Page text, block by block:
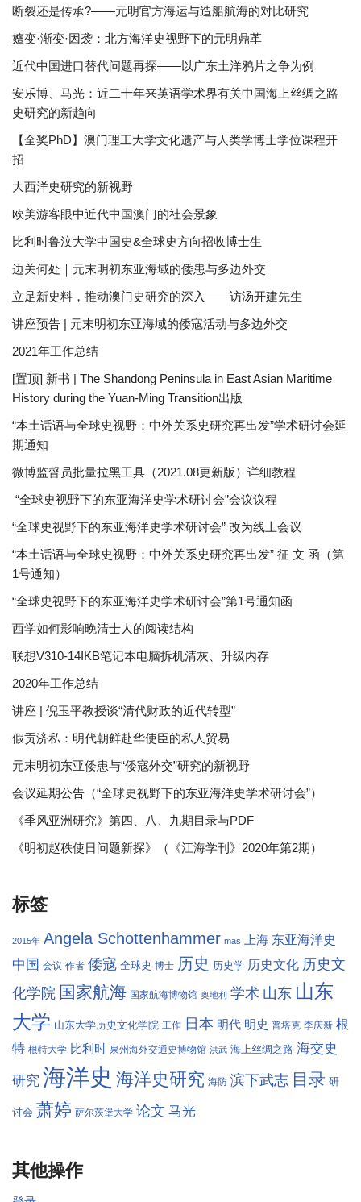
断裂还是传承?——元明官方海运与造船航海的对比研究
嬗变·渐变·因袭：北方海洋史视野下的元明鼎革
近代中国进口替代问题再探——以广东土洋鸦片之争为例
安乐博、马光：近二十年来英语学术界有关中国海上丝绸之路
史研究的新趋向
【全奖PhD】澳门理工大学文化遗产与人类学博士学位课程开
招
大西洋史研究的新视野
欧美游客眼中近代中国澳门的社会景象
比利时鲁汶大学中国史&全球史方向招收博士生
边关何处｜元末明初东亚海域的倭患与多边外交
立足新史料，推动澳门史研究的深入——访汤开建先生
讲座预告 | 元末明初东亚海域的倭寇活动与多边外交
2021年工作总结
[置顶] 新书 | The Shandong Peninsula in East Asian Maritime
History during the Yuan-Ming Transition出版
“本土话语与全球史视野：中外关系史研究再出发”学术研讨会延
期通知
微博监督员批量拉黑工具（2021.08更新版）详细教程
“全球史视野下的东亚海洋史学术研讨会”会议议程
“全球史视野下的东亚海洋史学术研讨会” 改为线上会议
“本土话语与全球史视野：中外关系史研究再出发” 征 文 函（第
1号通知）
“全球史视野下的东亚海洋史学术研讨会”第1号通知函
西学如何影响晚清士人的阅读结构
联想V310-14IKB笔记本电脑拆机清灰、升级内存
2020年工作总结
讲座 | 倪玉平教授谈“清代财政的近代转型”
假贡济私：明代朝鲜赴华使臣的私人贸易
元末明初东亚倭患与“倭寇外交”研究的新视野
会议延期公告（“全球史视野下的东亚海洋史学术研讨会”）
《季风亚洲研究》第四、八、九期目录与PDF
《明初赵秩使日问题新探》（《江海学刊》2020年第2期）
标签
2015年 Angela Schottenhammer mas 上海 东亚海洋史
中国 会议 作者 倭寇 全球史 博士 历史 历史学 历史文化 历史文
化学院 国家航海 国家航海博物馆 奥地利 学术 山东 山东
大学 山东大学历史文化学院 工作 日本 明代 明史 普塔克 李庆新 根
特 根特大学 比利时 泉州海外交通史博物馆 洪武 海上丝绸之路 海交史
研究 海洋史 海洋史研究 海防 滨下武志 目录 研
讨会 萧婷 萨尔茨堡大学 论文 马光
其他操作